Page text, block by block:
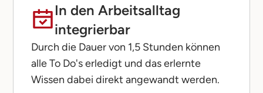
In den Arbeitsalltag
integrierbar
Durch die Dauer von 1,5 Stunden können
alle To Do's erledigt und das erlernte
Wissen dabei direkt angewandt werden.